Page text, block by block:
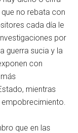
no rebata con
cada día le
por
guerra sucia y la
con
mientras
que en las